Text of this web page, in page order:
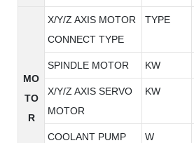
MO
TO
R
X/Y/Z AXIS MOTOR
CONNECT TYPE
TYPE
SPINDLE MOTOR KW
X/Y/Z AXIS SERVO
MOTOR
KW
COOLANT PUMP
W